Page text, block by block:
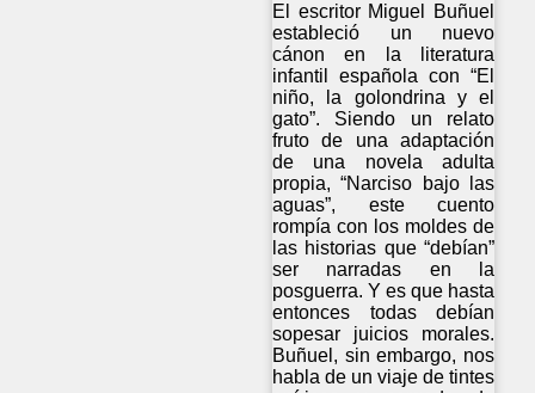
El escritor Miguel Buñuel
estableció un nuevo
cánon en la literatura
infantil española con “El
niño, la golondrina y el
gato”. Siendo un relato
fruto de una adaptación
de una novela adulta
propia, “Narciso bajo las
aguas”, este cuento
rompía con los moldes de
las historias que “debían”
ser narradas en la
posguerra. Y es que hasta
entonces todas debían
sopesar juicios morales.
Buñuel, sin embargo, nos
habla de un viaje de tintes